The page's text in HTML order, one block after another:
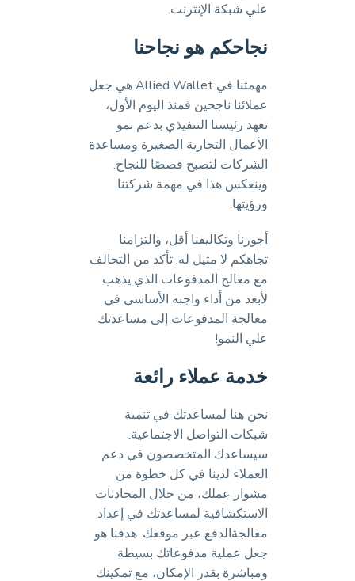
علي شبكة الإنترنت.
نجاحكم هو نجاحنا
مهمتنا في Allied Wallet هي جعل
عملائنا ناجحين فمنذ اليوم الأول،
تعهد رئيسنا التنفيذي بدعم نمو
الأعمال التجارية الصغيرة ومساعدة
الشركات لتصبح قصصًا للنجاح.
وينعكس هذا في مهمة شركتنا
ورؤيتها.
أجورنا وتكاليفنا أقل، والتزامنا
تجاهكم لا مثيل له. تأكد من التحالف
مع معالج المدفوعات الذي يذهب
لأبعد من أداء واجبه الأساسي في
معالجة المدفوعات إلى مساعدتك
علي النمو!
خدمة عملاء رائعة
نحن هنا لمساعدتك في تنمية
شبكات التواصل الاجتماعية.
سيساعدك المتخصصون في دعم
العملاء لدينا في كل خطوة من
مشوار عملك، من خلال المحادثات
الاستكشافية لمساعدتك في إعداد
معالجةالدفع عبر موقعك. هدفنا هو
جعل عملية مدفوعاتك بسيطة
ومباشرة بقدر الإمكان، مع تمكينك